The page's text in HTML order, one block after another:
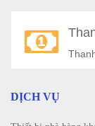
DỊCH VỤ